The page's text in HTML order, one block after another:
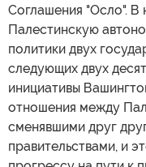
Соглашения "Осло". В
Палестинскую
политики двух
следующих двух
инициативы
отношения между
сменявшими друг
правительствами, и